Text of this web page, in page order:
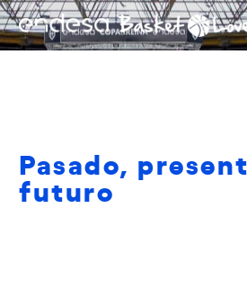
Pasado,
futuro